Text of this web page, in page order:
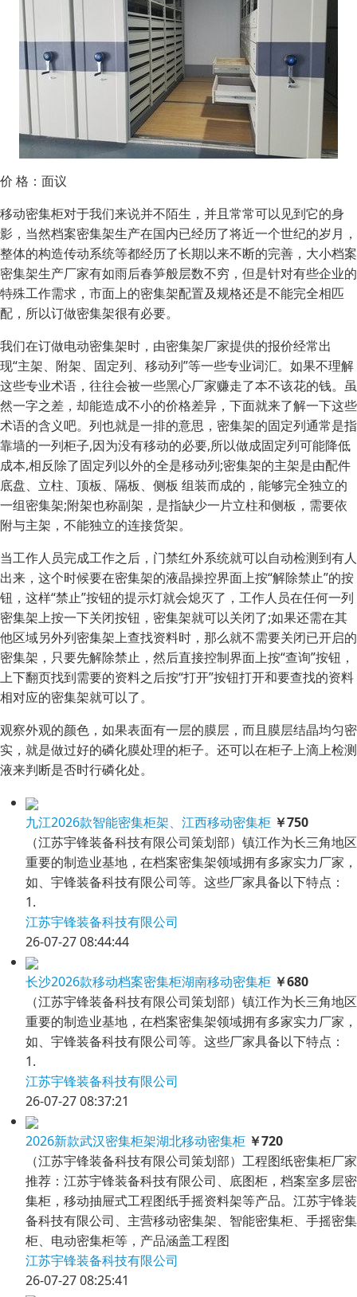
价 格： 面议
移动密集柜对于我们来说并不陌生，并且常常可以见到它的身
影，当然档案密集架生产在国内已经历了将近一个世纪的岁月，
整体的构造传动系统等都经历了长期以来不断的完善，大小档案
密集架生产厂家有如雨后春笋般层数不穷，但是针对有些企业的
特殊工作需求，市面上的密集架配置及规格还是不能完全相匹
配，所以订做密集架很有必要。
我们在订做电动密集架时，由密集架厂家提供的报价经常出
现“主架、附架、固定列、移动列”等一些专业词汇。如果不理解
这些专业术语，往往会被一些黑心厂家赚走了本不该花的钱。虽
然一字之差，却能造成不小的价格差异，下面就来了解一下这些
术语的含义吧。列也就是一排的意思，密集架的固定列通常是指
靠墙的一列柜子,因为没有移动的必要,所以做成固定列可能降低
成本,相反除了固定列以外的全是移动列;密集架的主架是由配件
底盘、立柱、顶板、隔板、侧板 组装而成的，能够完全独立的
一组密集架;附架也称副架，是指缺少一片立柱和侧板，需要依
附与主架，不能独立的连接货架。
当工作人员完成工作之后，门禁红外系统就可以自动检测到有人
出来，这个时候要在密集架的液晶操控界面上按“解除禁止”的按
钮，这样“禁止”按钮的提示灯就会熄灭了，工作人员在任何一列
密集架上按一下关闭按钮，密集架就可以关闭了;如果还需在其
他区域另外列密集架上查找资料时，那么就不需要关闭已开启的
密集架，只要先解除禁止，然后直接控制界面上按“查询”按钮，
上下翻页找到需要的资料之后按“打开”按钮打开和要查找的资料
相对应的密集架就可以了。
观察外观的颜色，如果表面有一层的膜层，而且膜层结晶均匀密
实，就是做过好的磷化膜处理的柜子。还可以在柜子上滴上检测
液来判断是否时行磷化处。
九江2026款智能密集柜架、江西移动密集柜 ￥750
（江苏宇锋装备科技有限公司策划部）镇江作为长三角地区
重要的制造业基地，在档案密集架领域拥有多家实力厂家，
如、宇锋装备科技有限公司等。这些厂家具备以下特点：
1.
江苏宇锋装备科技有限公司
26-07-27 08:44:44
长沙2026款移动档案密集柜湖南移动密集柜 ￥680
（江苏宇锋装备科技有限公司策划部）镇江作为长三角地区
重要的制造业基地，在档案密集架领域拥有多家实力厂家，
如、宇锋装备科技有限公司等。这些厂家具备以下特点：
1.
江苏宇锋装备科技有限公司
26-07-27 08:37:21
2026新款武汉密集柜架湖北移动密集柜 ￥720
（江苏宇锋装备科技有限公司策划部）工程图纸密集柜厂家
推荐：江苏宇锋装备科技有限公司、底图柜，档案室多层密
集柜，移动抽屉式工程图纸手摇资料架等产品。江苏宇锋装
备科技有限公司、主营移动密集架、智能密集柜、手摇密集
柜、电动密集柜等，产品涵盖工程图
江苏宇锋装备科技有限公司
26-07-27 08:25:41